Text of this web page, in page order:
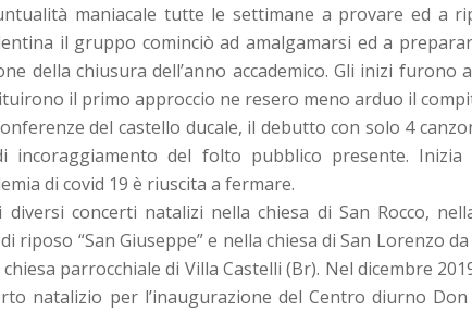
maniacale tutte le settimane a provare ed a
il gruppo cominciò ad amalgamarsi ed a
della chiusura dell’anno accademico. Gli inizi furono
il primo approccio ne resero meno arduo il
del castello ducale, il debutto con solo 4
incoraggiamento del folto pubblico presente. Inizia
di covid 19 è riuscita a fermare.
concerti natalizi nella chiesa di San Rocco,
riposo “San Giuseppe” e nella chiesa di San Lorenzo
parrocchiale di Villa Castelli (Br). Nel dicembre
natalizio per l’inaugurazione del Centro diurno Don